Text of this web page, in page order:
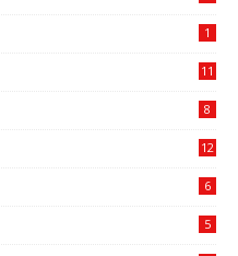
1
11
8
12
6
5